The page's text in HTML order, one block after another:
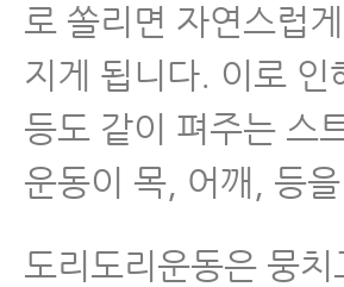
로 쏠리면 자연스럽
지게 됩니다. 이로
등도 같이 펴주는 스
운동이 목, 어깨, 등
도리도리운동은 뭉